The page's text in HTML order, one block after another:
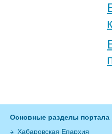
Основные разделы портала
Хабаровская Епархия